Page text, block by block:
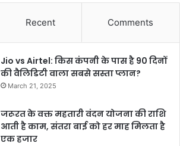
Recent Comments
Jio vs Airtel: किस कंपनी के पास है 90 दिनों
की वैलिडिटी वाला सबसे सस्ता प्लान?
March 21, 2025
जरूरत के वक्त महतारी वंदन योजना की राशि
आती है काम, संतरा बाई को हर माह मिलता है
एक हजार